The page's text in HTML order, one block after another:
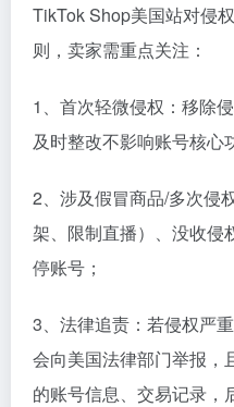
TikTok Shop美国站对侵
则，卖家需重点关注：
1、首次轻微侵权：移除
及时整改不影响账号核心
2、涉及假冒商品/多次侵
架、限制直播）、没收侵
停账号；
3、法律追责：若侵权严
会向美国法律部门举报，
的账号信息、交易记录，